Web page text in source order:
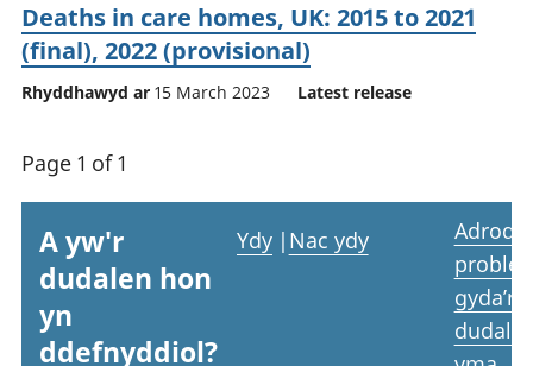
Deaths in care homes, UK: 2015 to 2021
(final), 2022 (provisional)
Rhyddhawyd ar 15 March 2023 Latest release
Page 1 of 1
A yw'r
dudalen hon
yn
ddefnyddiol?
Ydy | Nac ydy
Adrodd
gyda’r